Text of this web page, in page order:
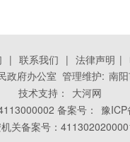
| 联系我们 | 法律声明 |
政府办公室 管理维护: 南
技术支持：
大河网
备案号： 豫ICP
关备案号：